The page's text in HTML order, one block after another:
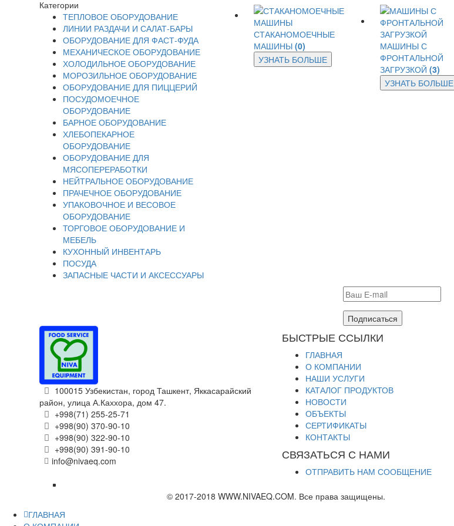
СТАКАНОМОЕЧНЫЕ
МАШИНЫ (0)
УЗНАТЬ БОЛЬШЕ
МАШИНЫ С
ФРОНТАЛЬНОЙ
ЗАГРУЗКОЙ (3)
УЗНАТЬ БОЛЬШЕ
Категории
ТЕПЛОВОЕ ОБОРУДОВАНИЕ
ЛИНИИ РАЗДАЧИ И САЛАТ-БАРЫ
ОБОРУДОВАНИЕ ДЛЯ ФАСТ-ФУДА
МЕХАНИЧЕСКОЕ ОБОРУДОВАНИЕ
ХОЛОДИЛЬНОЕ ОБОРУДОВАНИЕ
МОРОЗИЛЬНОЕ ОБОРУДОВАНИЕ
ОБОРУДОВАНИЕ ДЛЯ ПИЦЦЕРИЙ
ПОСУДОМОЕЧНОЕ
ОБОРУДОВАНИЕ
БАРНОЕ ОБОРУДОВАНИЕ
ХЛЕБОПЕКАРНОЕ
ОБОРУДОВАНИЕ
ОБОРУДОВАНИЕ ДЛЯ
МЯСОПЕРЕРАБОТКИ
НЕЙТРАЛЬНОЕ ОБОРУДОВАНИЕ
ПРАЧЕЧНОЕ ОБОРУДОВАНИЕ
УПАКОВОЧНОЕ И ВЕСОВОЕ
ОБОРУДОВАНИЕ
ТОРГОВОЕ ОБОРУДОВАНИЕ И
МЕБЕЛЬ
КУХОННЫЙ ИНВЕНТАРЬ
ПОСУДА
ЗАПАСНЫЕ ЧАСТИ И АКСЕССУАРЫ
Подписаться
100015 Узбекистан, город Ташкент, Яккасарайский
район, улица А.Каххора, дом 47.
+998(71) 255-25-71
+998(90) 370-90-10
+998(90) 322-90-10
+998(90) 391-90-10
info@nivaeq.com
БЫСТРЫЕ ССЫЛКИ
ГЛАВНАЯ
О КОМПАНИИ
НАШИ УСЛУГИ
КАТАЛОГ ПРОДУКТОВ
НОВОСТИ
ОБЪЕКТЫ
СЕРТИФИКАТЫ
КОНТАКТЫ
СВЯЗАТЬСЯ С НАМИ
ОТПРАВИТЬ НАМ СООБЩЕНИЕ
© 2017-2018 WWW.NIVAEQ.COM. Все права защищены.
ГЛАВНАЯ